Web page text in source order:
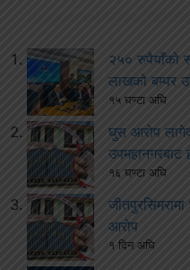
२५० रुपैयाँको
लाखको बम्पर
१५ घण्टा अघि
घुस आरोप
उपमहानगरबाट
१६ घण्टा अघि
आरोप
१ दिन अघि